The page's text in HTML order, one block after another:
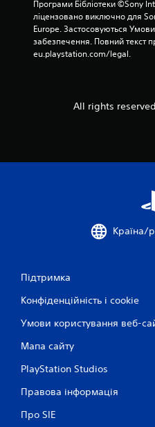
Програми Бібліотеки ©Sony
ліцензовано виключно для
Europe. Застосовуються
забезпечення. Повний текст
eu.playstation.com/legal.
All rights
Країна/
Підтримка
Конфіденційність і cookie
Умови користування веб-
Мапа сайту
PlayStation Studios
Правова інформація
Про SIE